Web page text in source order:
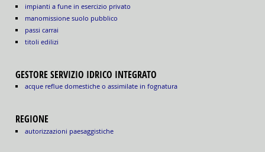
impianti a fune in esercizio privato
manomissione suolo pubblico
passi carrai
titoli edilizi
GESTORE SERVIZIO IDRICO INTEGRATO
acque reflue domestiche o assimilate in fognatura
REGIONE
autorizzazioni paesaggistiche